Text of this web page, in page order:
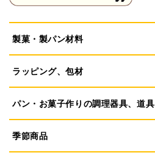
製菓・製パン材料
ラッピング、包材
パン・お菓子作りの調理器具、道具
季節商品